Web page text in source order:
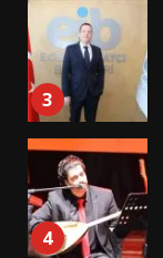
3
4